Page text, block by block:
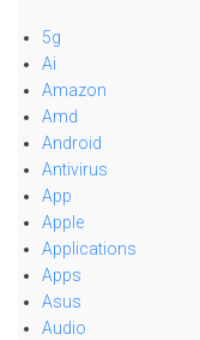
5g
Ai
Amazon
Amd
Android
Antivirus
App
Apple
Applications
Apps
Asus
Audio